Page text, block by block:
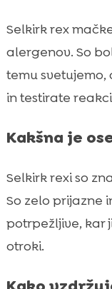
Selkirk rex
alergenov. So
temu
in testirate
Kakšna je
Selkirk rexi so
So zelo prijazne
potrpežljive, kar
otroki.